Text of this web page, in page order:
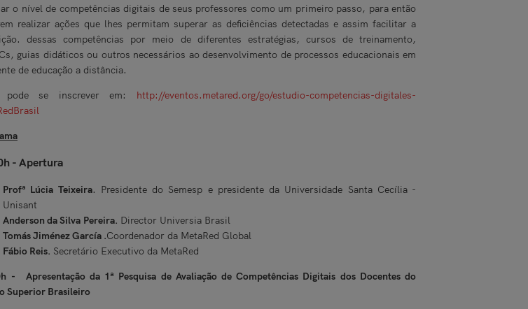
o nível de competências digitais de seus professores como um primeiro passo, para então
realizar ações que lhes permitam superar as deficiências detectadas e assim facilitar a
dessas competências por meio de diferentes estratégias, cursos de treinamento,
guias didáticos ou outros necessários ao desenvolvimento de processos educacionais em
de educação a distância.
pode se inscrever em:
http://eventos.metared.org/go/estudio-competencias-digitales-
- Apertura
Profª Lúcia Teixeira. Presidente do Semesp e presidente da Universidade Santa Cecília -
Unisant
Anderson da Silva Pereira. Director Universia Brasil
Tomás Jiménez García .Coordenador da MetaRed Global
Fábio Reis. Secretário Executivo da MetaRed
- Apresentação da 1ª Pesquisa de Avaliação de Competências Digitais dos Docentes do
Superior Brasileiro